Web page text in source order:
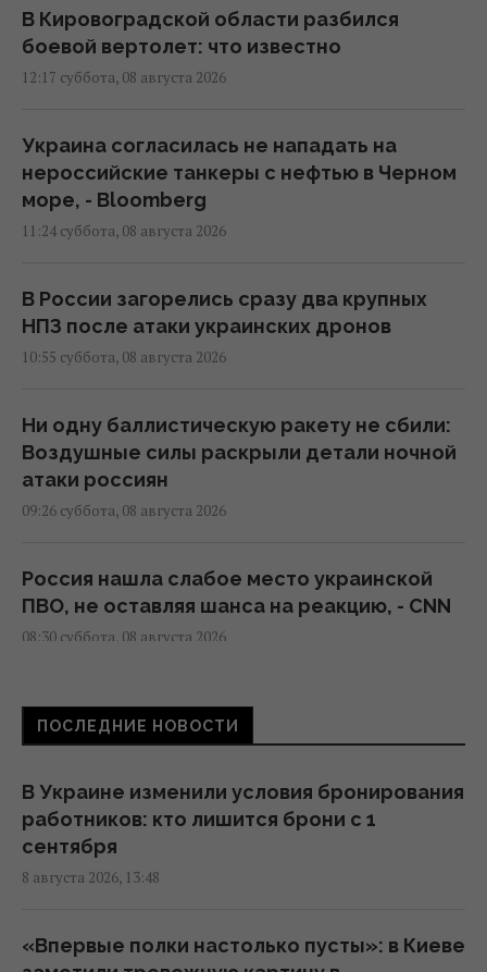
В Кировоградской области разбился
боевой вертолет: что известно
12:17 суббота, 08 августа 2026
Украина согласилась не нападать на
нероссийские танкеры с нефтью в Черном
море, - Bloomberg
11:24 суббота, 08 августа 2026
В России загорелись сразу два крупных
НПЗ после атаки украинских дронов
10:55 суббота, 08 августа 2026
Ни одну баллистическую ракету не сбили:
Воздушные силы раскрыли детали ночной
атаки россиян
09:26 суббота, 08 августа 2026
Россия нашла слабое место украинской
ПВО, не оставляя шанса на реакцию, - CNN
08:30 суббота, 08 августа 2026
Россияне в очередной раз атаковали Киев:
возникли масштабные пожары, есть
08:09 суббота, 08 августа 2026
РФ полностью разрушила жилой дом в
Киевской области: погибли три человека,
07:36 суббота, 08 августа 2026
ПОСЛЕДНИЕ НОВОСТИ
В Украине изменили условия бронирования
работников: кто лишится брони с 1
сентября
8 августа 2026, 13:48
«Впервые полки настолько пусты»: в Киеве